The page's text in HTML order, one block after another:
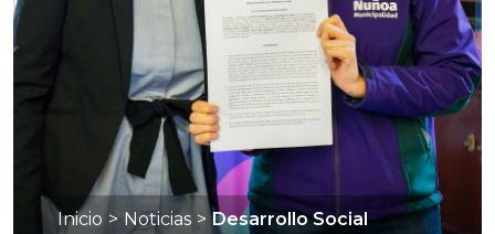
Inicio > Noticias > Desarrollo Social